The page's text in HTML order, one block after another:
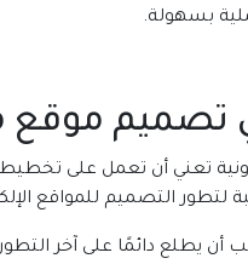
بسهولة.
تصميم موقع
تعني أن تعمل على
لتطور التصميم للمواقع
يطلع دائمًا على آخر